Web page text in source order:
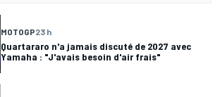
MOTOGP23 h
Quartararo n'a jamais discuté de 2027 avec
Yamaha : "J'avais besoin d'air frais"